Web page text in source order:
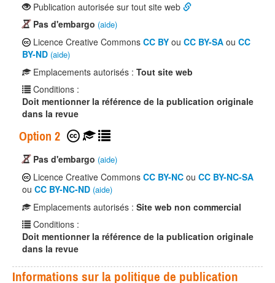
Publication autorisée sur tout site web
Pas d'embargo (aide)
Licence Creative Commons CC BY ou CC BY-SA ou CC
BY-ND (aide)
Emplacements autorisés : Tout site web
Conditions :
Doit mentionner la référence de la publication originale
dans la revue
Option 2
Pas d'embargo (aide)
Licence Creative Commons CC BY-NC ou CC BY-NC-SA
ou CC BY-NC-ND (aide)
Emplacements autorisés : Site web non commercial
Conditions :
Doit mentionner la référence de la publication originale
dans la revue
Informations sur la politique de publication